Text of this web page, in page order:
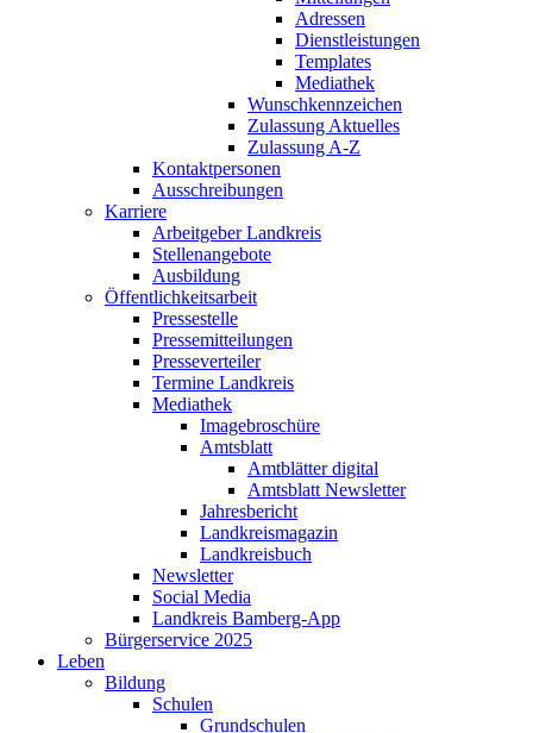
Adressen
Dienstleistungen
Templates
Mediathek
Wunschkennzeichen
Zulassung Aktuelles
Zulassung A-Z
Kontaktpersonen
Ausschreibungen
Karriere
Arbeitgeber Landkreis
Stellenangebote
Ausbildung
Öffentlichkeitsarbeit
Pressestelle
Pressemitteilungen
Presseverteiler
Termine Landkreis
Mediathek
Imagebroschüre
Amtsblatt
Amtblätter digital
Amtsblatt Newsletter
Jahresbericht
Landkreismagazin
Landkreisbuch
Newsletter
Social Media
Landkreis Bamberg-App
Bürgerservice 2025
Leben
Bildung
Schulen
Grundschulen